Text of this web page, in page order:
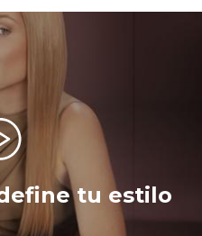
tu estilo